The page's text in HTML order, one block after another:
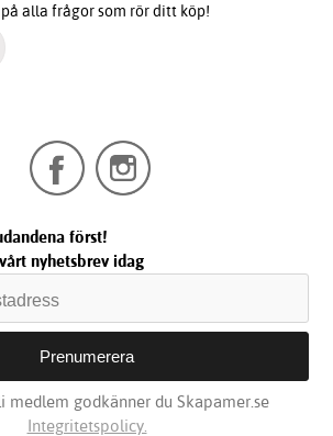
alla frågor som rör ditt köp!
först!
nyhetsbrev idag
medlem godkänner du Skapamer.se
Integritetspolicy.